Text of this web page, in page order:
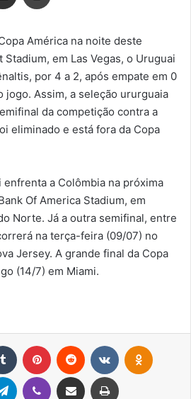
América na noite deste
em Las Vegas, o Uruguai
por 4 a 2, após empate em 0
jogo. Assim, a seleção ururguaia
da competição contra a
eliminado e está fora da Copa
a Colômbia na próxima
Of America Stadium, em
Norte. Já a outra semifinal, entre
na terça-feira (09/07) no
Jersey. A grande final da Copa
(14/7) em Miami.
Tumblr Pinterest Reddit VK
Telegram Viber Compartilhar via e-mail Imprimir